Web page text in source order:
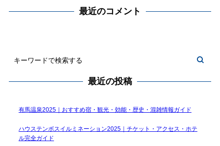
最近のコメント
最近の投稿
有馬温泉2025｜おすすめ宿・観光・効能・歴史・混雑情報ガイド
ハウステンボスイルミネーション2025｜チケット・アクセス・ホテ
ル完全ガイド